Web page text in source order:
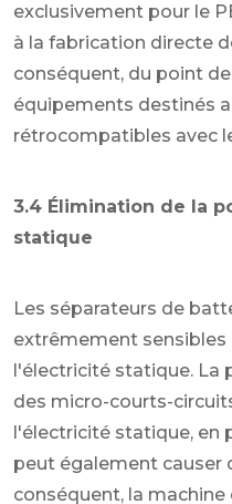
exclusivement pour le
à la fabrication directe
conséquent, du point
équipements destinés
rétrocompatibles avec
3.4 Élimination de la
statique
Les séparateurs de
extrêmement sensibles
l'électricité statique. La
des micro-courts-
l'électricité statique, en
peut également causer
conséquent, la